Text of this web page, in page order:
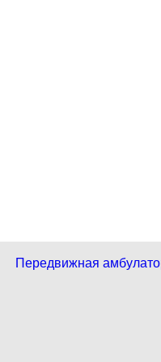
Передвижная